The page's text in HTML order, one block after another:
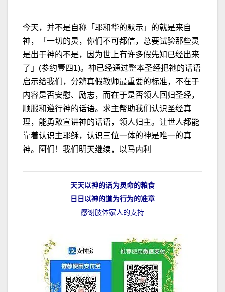
今天，并不是自称「耶和华的默示」的就是来自
神，「一切的灵，你们不可都信，总要试验那些灵
是出于神的不是，因为世上有许多假先知已经出来
了」(参约壹四1)。神已经通过整本圣经把祂的话语
启示给我们，分辨真假教师最重要的标准，不在于
内容是否安慰、励志，而在于是否领人回归圣经，
顺服和遵行神的话语。求主帮助我们认识圣经真
理，能勇敢宣讲神的话语，领人归主。让世人都能
靠着认识主耶稣，认识三位一体的神是唯一的真
神。阿们！我们明天继续，以马内利
天天以神的话为灵命的粮食
日日以神的道为行为的准章
感谢肢体家人的支持